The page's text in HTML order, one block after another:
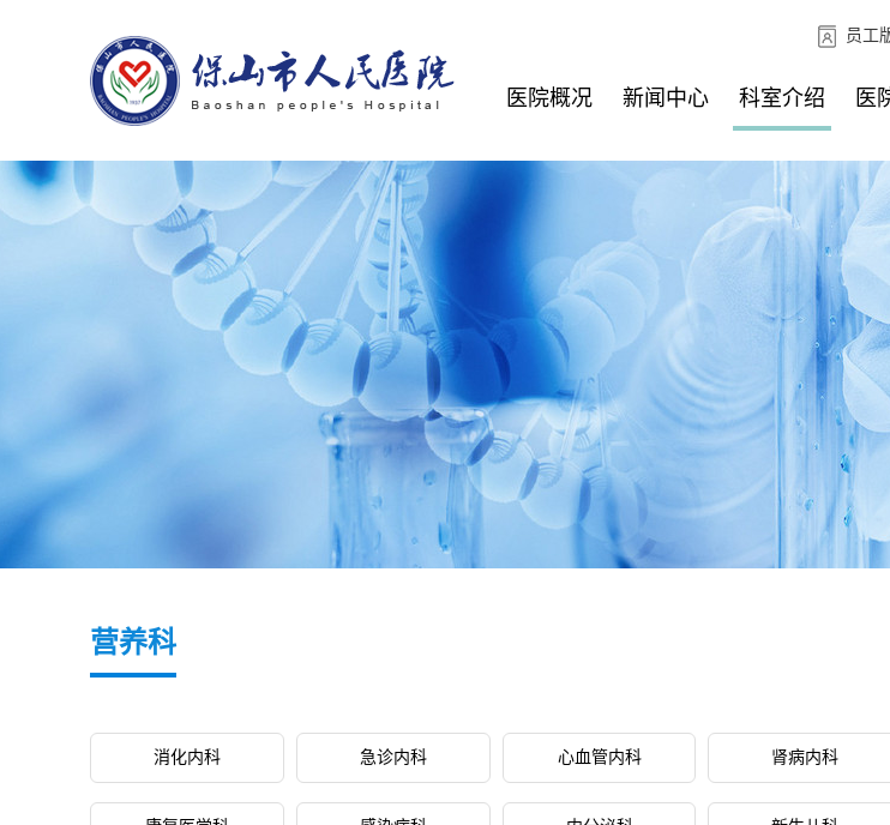
员工
医院概况 新闻中心 科室介绍 医
营养科
消化内科 急诊内科 心血管内科 肾病内科